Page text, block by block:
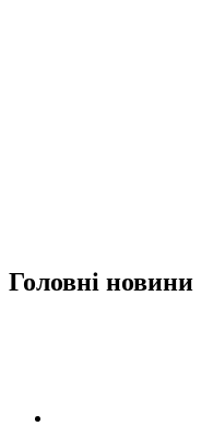
Головні новини